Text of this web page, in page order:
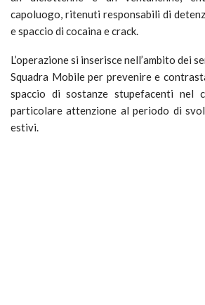
capoluogo, ritenuti responsabili di
e spaccio di cocaina e crack.
L’operazione si inserisce nell’ambito dei
Squadra Mobile per prevenire e
spaccio di sostanze stupefacenti nel
particolare attenzione al periodo di
estivi.